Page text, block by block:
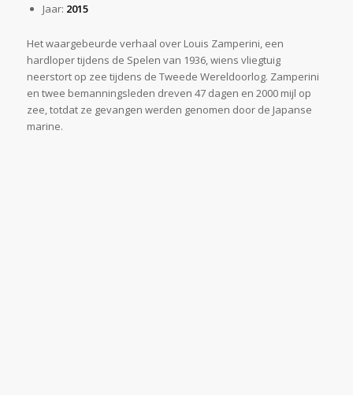
Jaar: 2015
Het waargebeurde verhaal over Louis Zamperini, een
hardloper tijdens de Spelen van 1936, wiens vliegtuig
neerstort op zee tijdens de Tweede Wereldoorlog. Zamperini
en twee bemanningsleden dreven 47 dagen en 2000 mijl op
zee, totdat ze gevangen werden genomen door de Japanse
marine.